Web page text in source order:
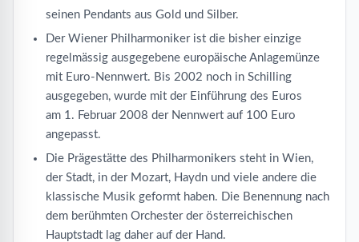
seinen Pendants aus Gold und Silber.
Der Wiener Philharmoniker ist die bisher einzige
regelmässig ausgegebene europäische Anlagemünze
mit Euro-Nennwert. Bis 2002 noch in Schilling
ausgegeben, wurde mit der Einführung des Euros
am 1. Februar 2008 der Nennwert auf 100 Euro
angepasst.
Die Prägestätte des Philharmonikers steht in Wien,
der Stadt, in der Mozart, Haydn und viele andere die
klassische Musik geformt haben. Die Benennung nach
dem berühmten Orchester der österreichischen
Hauptstadt lag daher auf der Hand.